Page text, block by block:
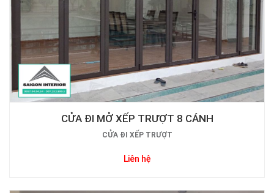
CỬA ĐI MỞ XẾP TRƯỢT 8 CÁNH
CỬA ĐI XẾP TRƯỢT
Liên hệ